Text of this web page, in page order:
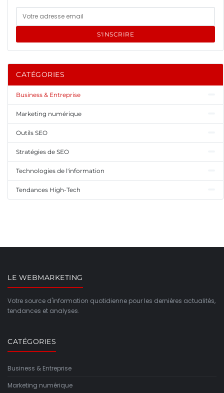
S'INSCRIRE
CATÉGORIES
Business & Entreprise
Marketing numérique
Outils SEO
Stratégies de SEO
Technologies de l'information
Tendances High-Tech
LE WEBMARKETING
Votre source d'information quotidienne pour les dernières actualités,
tendances et analyses.
CATÉGORIES
Business & Entreprise
Marketing numérique